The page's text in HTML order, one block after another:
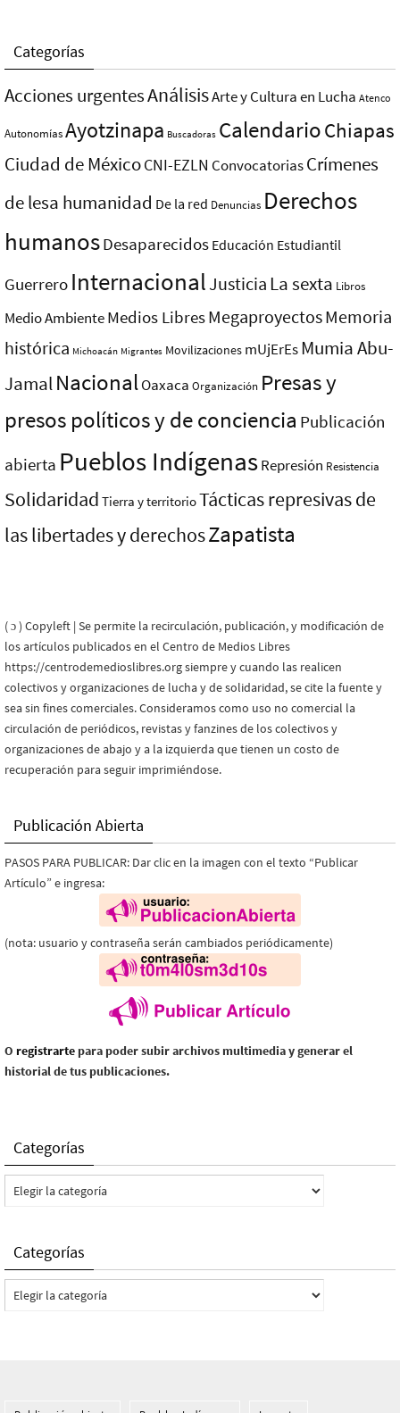
Categorías
Acciones urgentesAnálisisArte y Cultura en Lucha Atenco
AutonomíasAyotzinapa Buscadoras CalendarioChiapas
Ciudad de MéxicoCNI-EZLN ConvocatoriasCrímenes
de lesa humanidad De la red Denuncias Derechos
humanosDesaparecidos Educación Estudiantil
Guerrero InternacionalJusticia La sexta Libros
Medio AmbienteMedios LibresMegaproyectosMemoria
histórica Michoacán Migrantes Movilizaciones mUjErEsMumia Abu-
JamalNacionalOaxaca Organización Presas y
presos polí­ticos y de conciencia Publicación
abierta Pueblos Indí­genasRepresión Resistencia
Solidaridad Tierra y territorioTácticas represivas de
las libertades y derechosZapatista
( ɔ ) Copyleft | Se permite la recirculación, publicación, y modificación de
los artículos publicados en el Centro de Medios Libres
https://centrodemedioslibres.org siempre y cuando las realicen
colectivos y organizaciones de lucha y de solidaridad, se cite la fuente y
sea sin fines comerciales. Consideramos como uso no comercial la
circulación de periódicos, revistas y fanzines de los colectivos y
organizaciones de abajo y a la izquierda que tienen un costo de
recuperación para seguir imprimiéndose.
Publicación Abierta
PASOS PARA PUBLICAR: Dar clic en la imagen con el texto “Publicar
Artículo” e ingresa:
(nota: usuario y contraseña serán cambiados periódicamente)
O registrarte para poder subir archivos multimedia y generar el
historial de tus publicaciones.
Categorías
Categorías
Categorías
Categorías